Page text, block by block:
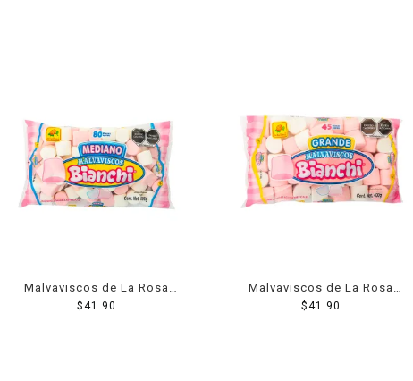
Malvaviscos de La Rosa
Bianchi mediano 400 g
$41.90
Malvaviscos de La Rosa
Bianchi grande 400 g
$41.90